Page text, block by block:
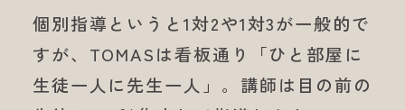
個別指導というと1対2や1対3が一般的で
すが、 TOMASは看板通り「ひと部屋に
生徒一人に先生一人」。 講師は目の前の